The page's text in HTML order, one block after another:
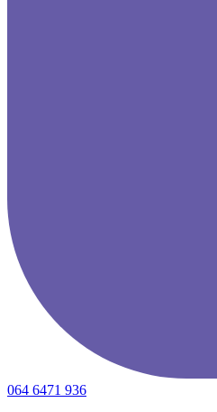
064 6471 936